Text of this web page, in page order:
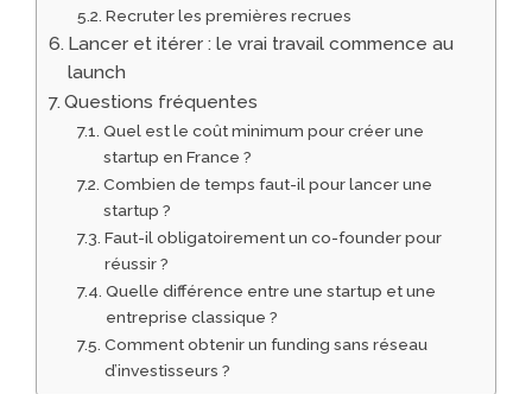
Recruter les premières recrues
Lancer et itérer : le vrai travail commence au
launch
Questions fréquentes
Quel est le coût minimum pour créer une
startup en France ?
Combien de temps faut-il pour lancer une
startup ?
Faut-il obligatoirement un co-founder pour
réussir ?
Quelle différence entre une startup et une
entreprise classique ?
Comment obtenir un funding sans réseau
d’investisseurs ?